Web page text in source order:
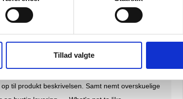
Tillad valgte
og brugervenlig hjemmeside. God kundeservice,
Kan klart anbefales.